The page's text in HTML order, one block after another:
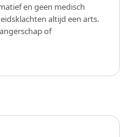
en geen medisch
altijd een arts.
of